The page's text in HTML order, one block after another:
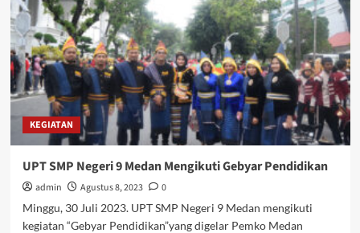
KEGIATAN
UPT SMP Negeri 9 Medan Mengikuti Gebyar Pendidikan
admin Agustus 8, 2023
0
Minggu, 30 Juli 2023. UPT SMP Negeri 9 Medan mengikuti
kegiatan “Gebyar Pendidikan”yang digelar Pemko Medan